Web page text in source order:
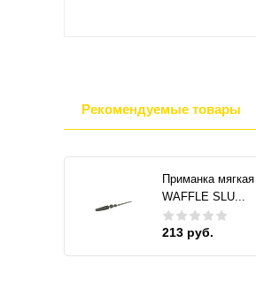
Рекомендуемые товары
Приманка
WAFFLE SLU...
213 руб.